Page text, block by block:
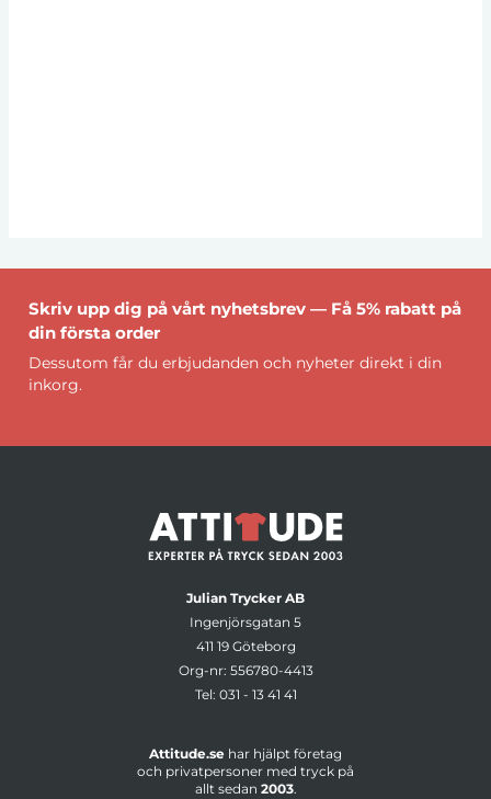
Skriv upp dig på vårt nyhetsbrev — Få 5% rabatt på
din första order
Dessutom får du erbjudanden och nyheter direkt i din
inkorg.
Julian Trycker AB
Ingenjörsgatan 5
411 19 Göteborg
Org-nr: 556780-4413
Tel: 031 - 13 41 41
Attitude.se har hjälpt företag
och privatpersoner med tryck på
allt sedan 2003.